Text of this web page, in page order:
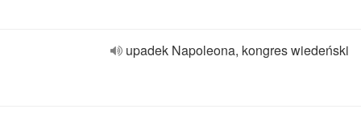
upadek Napoleona, kongres wiedeński